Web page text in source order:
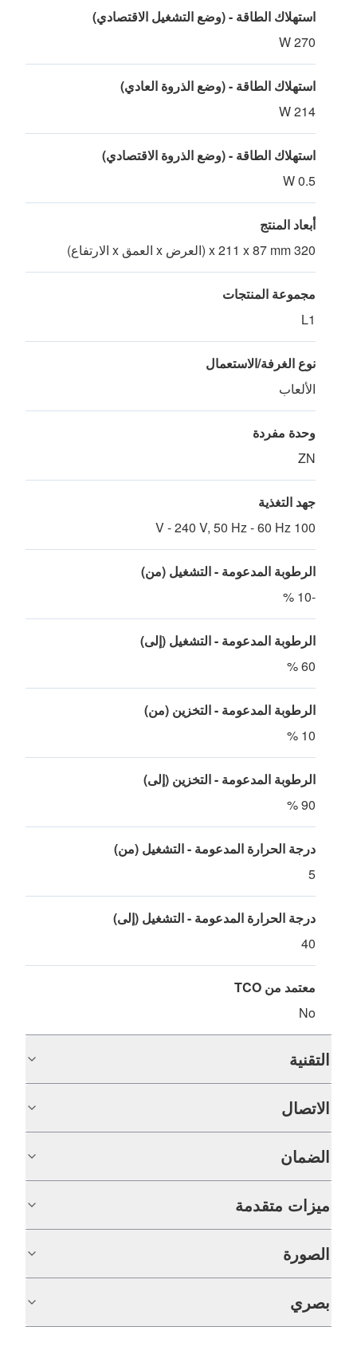
استهلاك الطاقة - (وضع التشغيل الاقتصادي)
270 W
استهلاك الطاقة - (وضع الذروة العادي)
214 W
استهلاك الطاقة - (وضع الذروة الاقتصادي)
0.5 W
أبعاد المنتج
320 x 211 x 87 mm (العرض x العمق x الارتفاع)
مجموعة المنتجات
L1
نوع الغرفة/الاستعمال
الألعاب
وحدة مفردة
ZN
جهد التغذية
100 V - 240 V, 50 Hz - 60 Hz
الرطوبة المدعومة - التشغيل (من)
-10 %
الرطوبة المدعومة - التشغيل (إلى)
60 %
الرطوبة المدعومة - التخزين (من)
10 %
الرطوبة المدعومة - التخزين (إلى)
90 %
درجة الحرارة المدعومة - التشغيل (من)
5
درجة الحرارة المدعومة - التشغيل (إلى)
40
معتمد من TCO
No
التقنية
الاتصال
الضمان
ميزات متقدمة
الصورة
بصري